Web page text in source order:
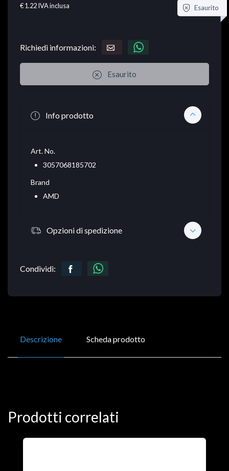
€ 1.22IVA inclusa Esaurito
Richiedi informazioni:
Esaurito
Info prodotto
Art. No.
3057068185702
Brand
AMD
Opzioni di spedizione
Condividi:
Descrizione Scheda prodotto
Prodotti correlati